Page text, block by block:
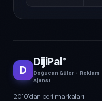
D
DijiPal®
Doğucan Güler · Reklam
Ajansı
2010'dan beri markaları